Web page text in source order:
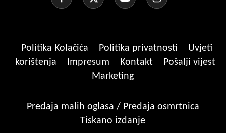
Politika Kolačića Politika privatnosti
Uvjeti
korištenja
Impresum Kontakt
Pošalji vijest
Marketing
Predaja malih oglasa / Predaja osmrtnica
Tiskano izdanje